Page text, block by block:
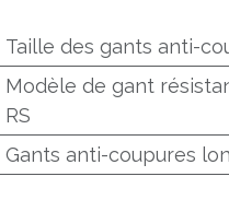
Taille des gants anti-
Modèle de gant
RS
Gants anti-coupures